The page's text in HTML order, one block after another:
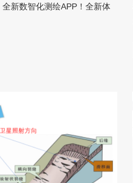
新数智化测绘APP！全新体